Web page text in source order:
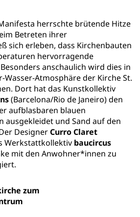
herrschte brütende Hitze
Betreten ihrer
sich erleben, dass Kirchenbauten
hervorragende
anschaulich wird dies in
Atmosphäre der Kirche St.
Dort hat das Kunstkollektiv
(Barcelona/Rio de Janeiro) den
aufblasbaren blauen
ausgekleidet und Sand auf den
DesignerCurro Claret
Werkstattkollektiv baucircus
mit den Anwohner*innen zu
zum